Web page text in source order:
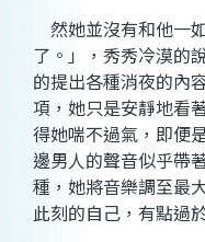
然她並沒有和他一
了。」，秀秀冷漠的
的提出各種消夜的內
項，她只是安靜地看
得她喘不過氣，即便
邊男人的聲音似乎帶
種，她將音樂調至最
此刻的自己，有點過